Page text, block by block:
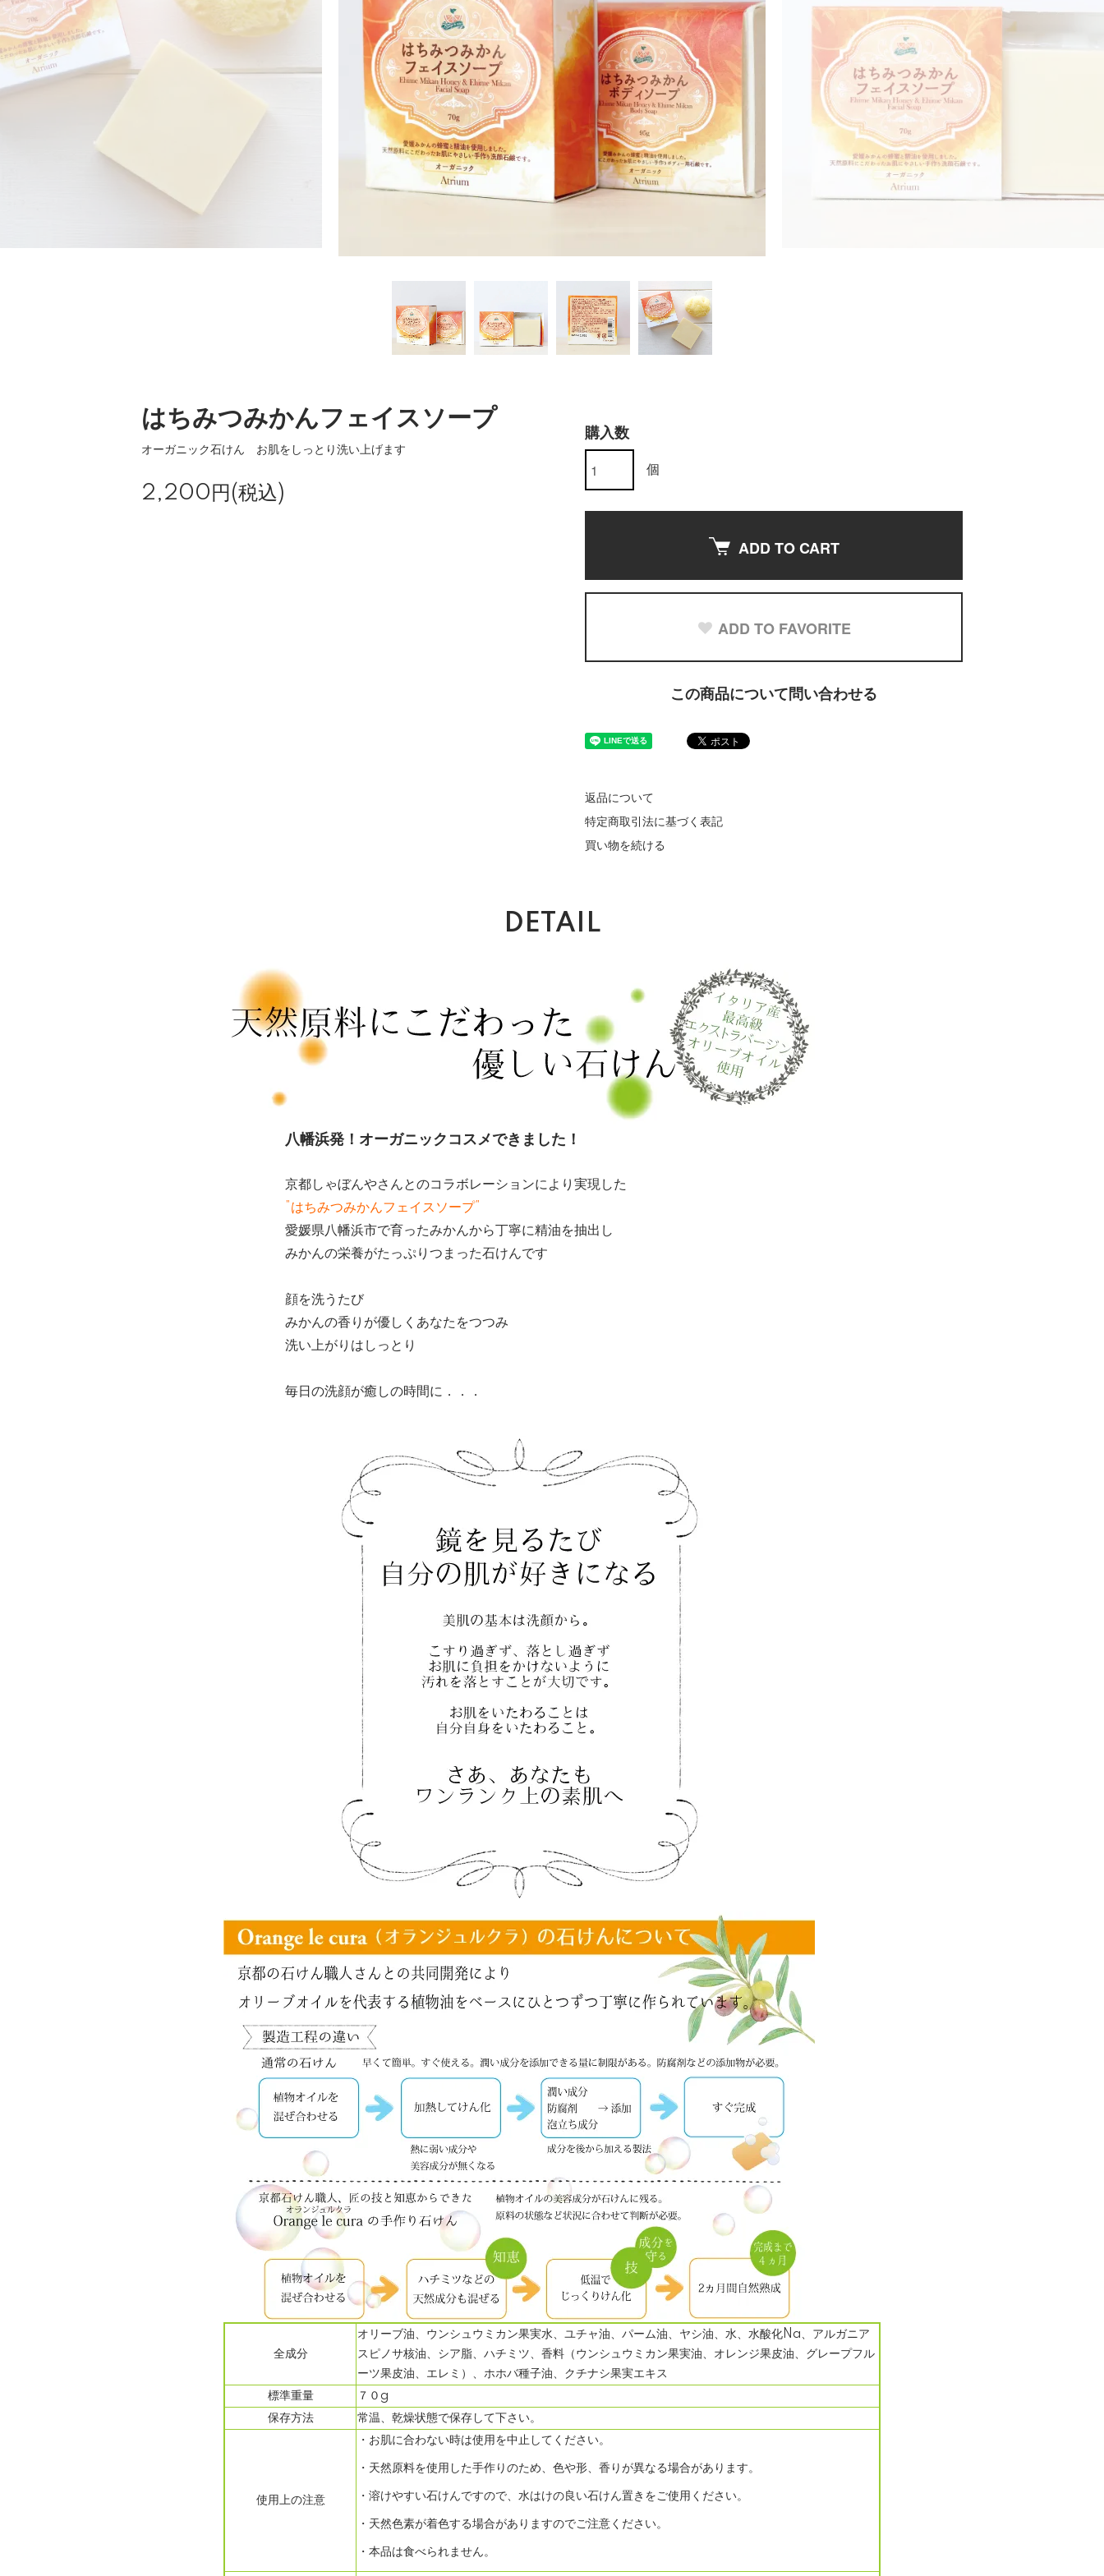
はちみつみかんフェイスソープ
オーガニック石けん お肌をしっとり洗い上げます
2,200円(税込)
購入数
個
ADD TO CART
ADD TO FAVORITE
この商品について問い合わせる
返品について
特定商取引法に基づく表記
買い物を続ける
DETAIL
八幡浜発！オーガニックコスメできました！
京都しゃぼんやさんとのコラボレーションにより実現した
”はちみつみかんフェイスソープ”
愛媛県八幡浜市で育ったみかんから丁寧に精油を抽出し
みかんの栄養がたっぷりつまった石けんです
顔を洗うたび
みかんの香りが優しくあなたをつつみ
洗い上がりはしっとり
毎日の洗顔が癒しの時間に．．．
全成分
オリーブ油、ウンシュウミカン果実水、ユチャ油、パーム油、ヤシ油、水、水酸化Na、アルガニア
スピノサ核油、シア脂、ハチミツ、香料（ウンシュウミカン果実油、オレンジ果皮油、グレープフル
ーツ果皮油、エレミ）、ホホバ種子油、クチナシ果実エキス
標準重量
７０g
保存方法
常温、乾燥状態で保存して下さい。
使用上の注意
・お肌に合わない時は使用を中止してください。
・天然原料を使用した手作りのため、色や形、香りが異なる場合があります。
・溶けやすい石けんですので、水はけの良い石けん置きをご使用ください。
・天然色素が着色する場合がありますのでご注意ください。
・本品は食べられません。